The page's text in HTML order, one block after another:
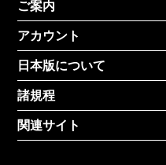
ご案内
アカウント
日本版について
諸規程
関連サイト